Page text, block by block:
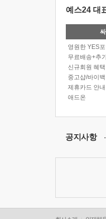
예스24 대
영원한 YES
무료배송+추
신규회원 혜택
중고샵/바이백
제휴카드 안내
애드온
공지사항